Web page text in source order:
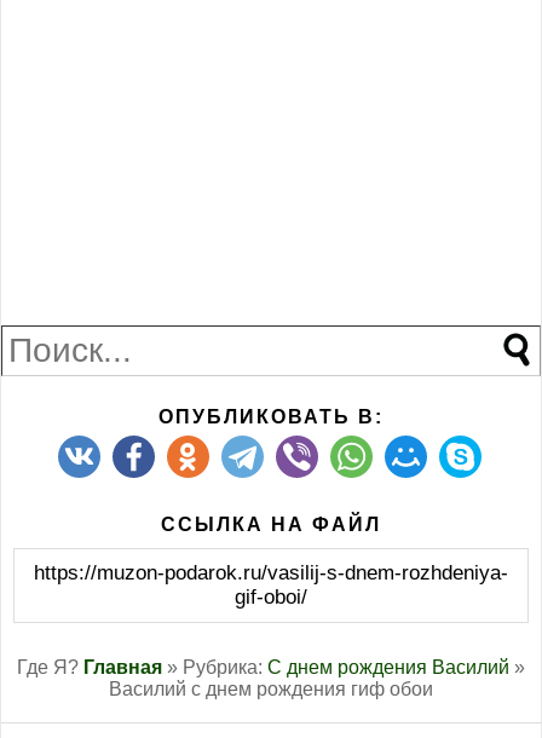
ОПУБЛИКОВАТЬ В:
ССЫЛКА НА ФАЙЛ
https://muzon-podarok.ru/vasilij-s-dnem-rozhdeniya-
gif-oboi/
Где Я? Главная » Рубрика: С днем рождения Василий »
Василий с днем рождения гиф обои